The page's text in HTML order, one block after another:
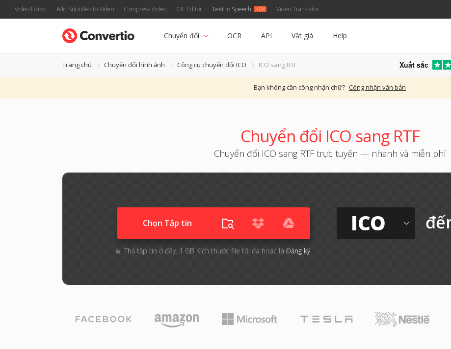
Video Editor Add Subtitles to Video Compress Video GIF Editor Text to Speech Video Translator
Chuyển đổi OCR API Vật giá Help
Trang chủ Chuyển đổi hình ảnh Công cụ chuyển đổi ICO ICO sang RTF Xuất sắc
Bạn không cần công nhận chữ? Công nhận văn bản
Chuyển đổi ICO sang RTF
Chuyển đổi ICO sang RTF trực tuyến — nhanh và miễn phí
Chọn Tập tin
Thả tập tin ở đây. 1 GB Kích thước file tối đa hoặc là Đăng ký
ICO